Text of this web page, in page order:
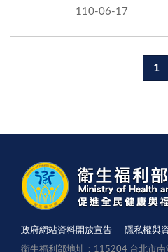
110-06-17
1
政府網站資料開放宣告 隱私權與
衛生福利部地址：115204 台北市